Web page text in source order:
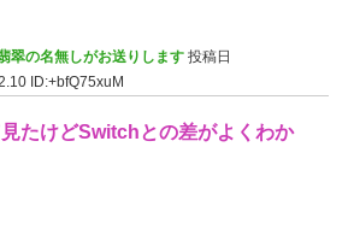
翠の名無しがお送りします 投稿日
ID:+bfQ75xuM
たけどSwitchとの差がよくわか